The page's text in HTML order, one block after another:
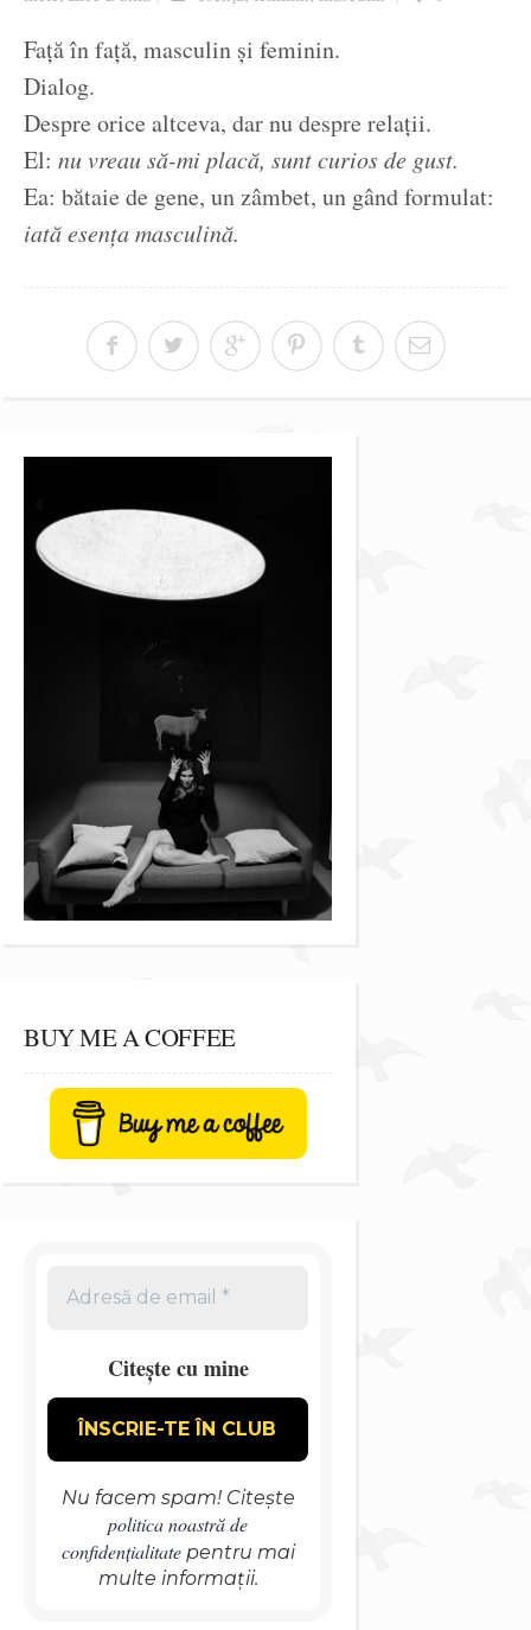
Față în față, masculin și feminin.
Dialog.
Despre orice altceva, dar nu despre relații.
El: nu vreau să-mi placă, sunt curios de gust.
Ea: bătaie de gene, un zâmbet, un gând formulat:
iată esența masculină.
BUY ME A COFFEE
Citește cu mine
Nu facem spam! Citește
politica noastră de
confidențialitatepentru mai
multe informații.